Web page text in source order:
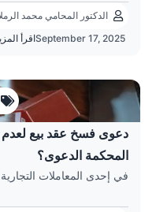
الدكتور المحامي محمد
September 17, 2025اقرأ
دعوى فسخ عقد بيع لعدم
المحكمة الدعوى؟
في إحدى المعاملات